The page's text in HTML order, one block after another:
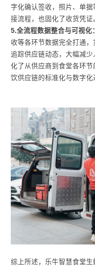
字化确认签收，照片、单
接流程，也固化了收货凭证
5.全流程数据整合与可视化：
收等各环节数据完全打通
追踪供应链动态，大幅减
化了从供应商到食堂各环
饮供应链的标准化与数字化
综上所述，乐牛智慧食堂